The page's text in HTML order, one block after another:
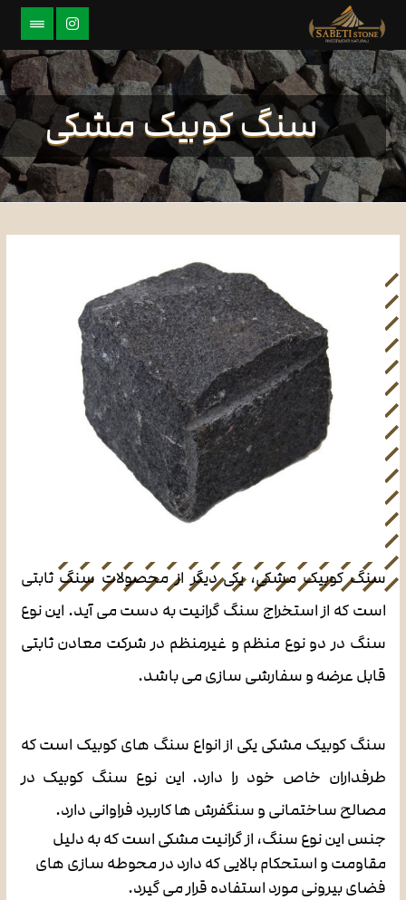
سنگ کوبیک مشکی
سنگ کوبیک مشکی، یکی دیگر از محصولات سنگ ثابتی
است که از استخراج سنگ گرانیت به دست می آید. این نوع
سنگ در دو نوع منظم و غیرمنظم در شرکت معادن ثابتی
قابل عرضه و سفارشی سازی می باشد.
سنگ کوبیک مشکی یکی از انواع سنگ های کوبیک است که
طرفداران خاص خود را دارد. این نوع سنگ کوبیک در
مصالح ساختمانی و سنگفرش ها کاربرد فراوانی دارد.
جنس این نوع سنگ، از گرانیت مشکی است که به دلیل
مقاومت و استحکام بالایی که دارد در محوطه سازی های
فضای بیرونی مورد استفاده قرار می گیرد.